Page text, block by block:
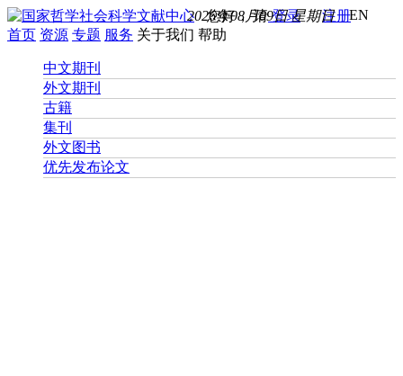
您好， 请登录 注册EN
2026年08月09日 星期日
首页 资源 专题 服务 关于我们 帮助
中文期刊
外文期刊
古籍
集刊
外文图书
优先发布论文